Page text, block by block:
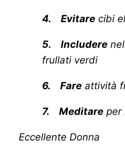
4. Evitare cibi
5. Includere
frullati verdi
6. Fare attività
7. Meditare per
Eccellente Donna